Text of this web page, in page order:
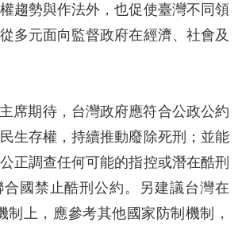
趨勢與作法外，也促使臺灣不同領
多元面向監督政府在經濟、社會及
席期待，台灣政府應符合公政公約
生存權，持續推動廢除死刑；並能
正調查任何可能的指控或潛在酷刑
國禁止酷刑公約。另建議台灣在
制上，應參考其他國家防制機制，